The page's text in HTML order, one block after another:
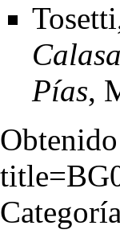
Pías,
Categoría